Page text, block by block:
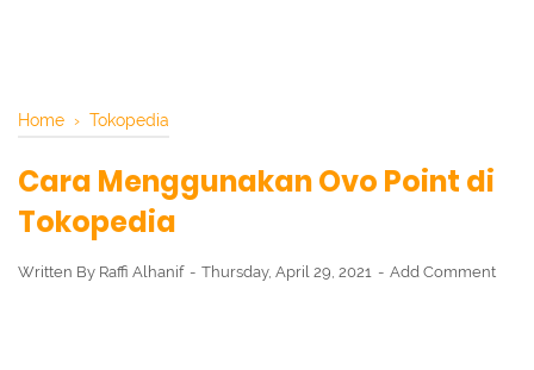
Home › Tokopedia
Cara Menggunakan Ovo Point di
Tokopedia
Written By Raffi Alhanif Thursday, April 29, 2021 Add Comment